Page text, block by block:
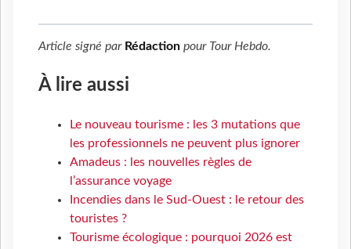
Article signé par Rédaction pour Tour Hebdo.
À lire aussi
Le nouveau tourisme : les 3 mutations que
les professionnels ne peuvent plus ignorer
Amadeus : les nouvelles règles de
l’assurance voyage
Incendies dans le Sud-Ouest : le retour des
touristes ?
Tourisme écologique : pourquoi 2026 est